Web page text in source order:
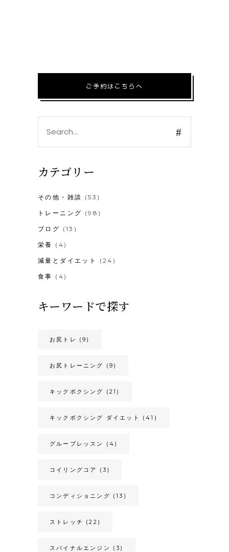
ご予約はこちらへ
for:
カテゴリー
その他・雑談 (53)
トレーニング (98)
ブログ (13)
栄養 (4)
減量とダイエット (24)
食事 (4)
キーワードで探す
お尻トレ (9)
お尻トレーニング (9)
キックボクシング (21)
キックボクシング ダイエット (41)
グループレッスン (4)
コイリングコア (3)
コンディショニング (13)
ストレッチ (22)
スパイナルエンジン (3)